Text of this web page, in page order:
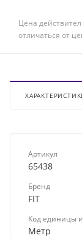
Цена
отличаться от
Артикул
65438
Бренд
FIT
Код единицы
Метр